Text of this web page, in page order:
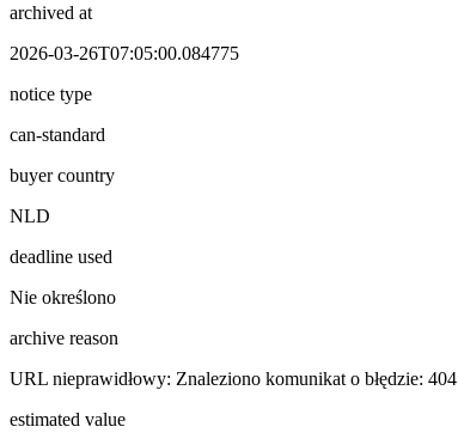
archived at
2026-03-26T07:05:00.084775
notice type
can-standard
buyer country
NLD
deadline used
Nie określono
archive reason
URL nieprawidłowy: Znaleziono komunikat o błędzie: 404
estimated value